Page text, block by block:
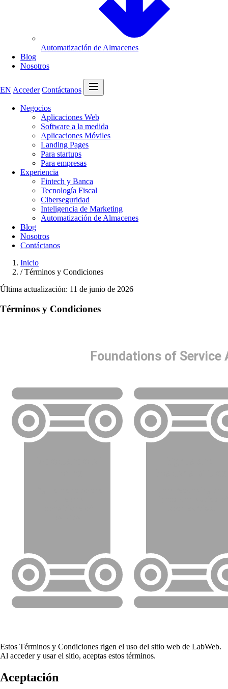
Automatización de Almacenes
Blog
Nosotros
EN Acceder Contáctanos
Abrir menú
Negocios
Aplicaciones Web
Software a la medida
Aplicaciones Móviles
Landing Pages
Para startups
Para empresas
Experiencia
Fintech y Banca
Tecnología Fiscal
Ciberseguridad
Inteligencia de Marketing
Automatización de Almacenes
Blog
Nosotros
Contáctanos
Inicio
/ Términos y Condiciones
Última actualización: 11 de junio de 2026
Términos y Condiciones
Estos Términos y Condiciones rigen el uso del sitio web de LabWeb.
Al acceder y usar el sitio, aceptas estos términos.
Aceptación